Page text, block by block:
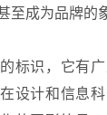
至成为品牌的
标识，它有
设计和信息